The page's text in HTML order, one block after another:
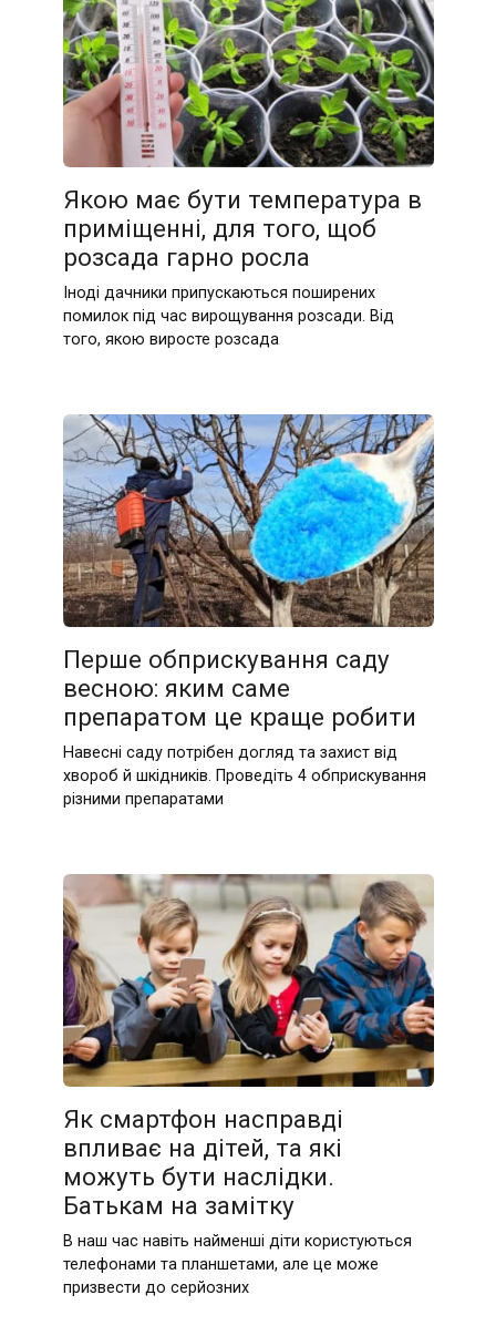
Якою має бути температура в
приміщенні, для того, щоб
розсада гарно росла
Іноді дачники припускаються поширених
помилок під час вирощування розсади. Від
того, якою виросте розсада
Перше обприскування саду
весною: яким саме
препаратом це краще робити
Навесні саду потрібен догляд та захист від
хвороб й шкідників. Проведіть 4 обприскування
різними препаратами
Як смартфон насправді
впливає на дітей, та які
можуть бути наслідки.
Батькам на замітку
В наш час навіть найменші діти користуються
телефонами та планшетами, але це може
призвести до серйозних